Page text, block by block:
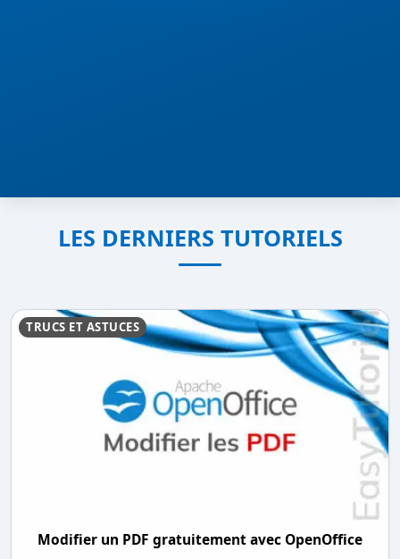
LES DERNIERS TUTORIELS
TRUCS ET ASTUCES
Modifier un PDF gratuitement avec OpenOffice